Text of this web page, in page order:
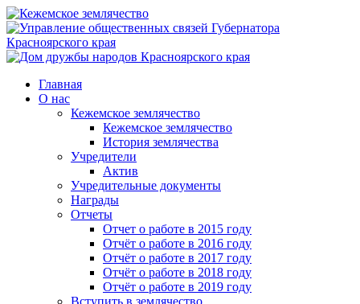
Главная
О нас
Кежемское землячество
Кежемское землячество
История землячества
Учредители
Актив
Учредительные документы
Награды
Отчеты
Отчет о работе в 2015 году
Отчёт о работе в 2016 году
Отчёт о работе в 2017 году
Отчёт о работе в 2018 году
Отчёт о работе в 2019 году
Вступить в землячество